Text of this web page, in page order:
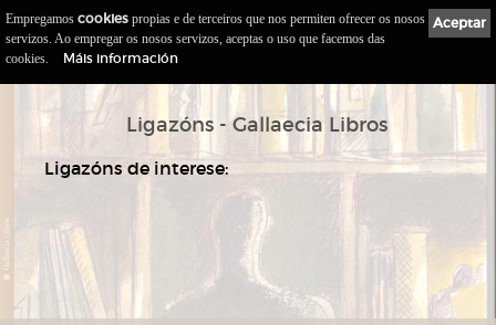
GallaeciaLibros.com 0
Ligazóns - Gallaecia Libros
Ligazóns de interese:
Aceptar
Empregamos cookies propias e de terceiros que nos permiten ofrecer os nosos
servizos. Ao empregar os nosos servizos, aceptas o uso que facemos das
cookies.
Máis información